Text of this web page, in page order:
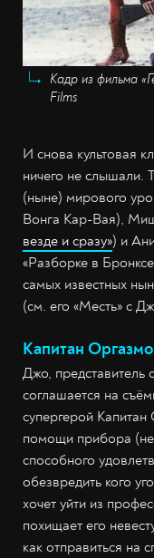
Кадр из фильма
Films
И снова культовая
ничего не слышали.
(ныне) мирового
Вонга Кар-Вая),
везде и сразу») и
«Разборке в
самых известных
(см. его «Месть» с
Капитан Оргазмо
Джо, представитель
соглашается на
супергерой
помощи прибора
способного
обезвредить кого
хочет уйти из
похищает его
как отправиться на